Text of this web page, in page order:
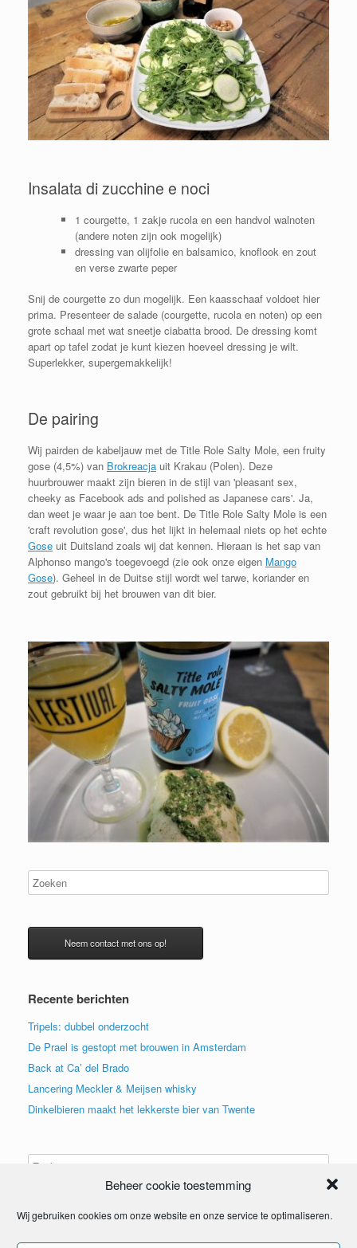
Beheer cookie toestemming
Wij gebruiken cookies om onze website en onze service te optimaliseren.
Insalata di zucchine e noci
1 courgette, 1 zakje rucola en een handvol walnoten
(andere noten zijn ook mogelijk)
dressing van olijfolie en balsamico, knoflook en zout
en verse zwarte peper
Snij de courgette zo dun mogelijk. Een kaasschaaf voldoet hier
prima. Presenteer de salade (courgette, rucola en noten) op een
grote schaal met wat sneetje ciabatta brood. De dressing komt
apart op tafel zodat je kunt kiezen hoeveel dressing je wilt.
Superlekker, supergemakkelijk!
De pairing
Wij pairden de kabeljauw met de Title Role Salty Mole, een fruity
gose (4,5%) van Brokreacja uit Krakau (Polen). Deze
huurbrouwer maakt zijn bieren in de stijl van 'pleasant sex,
cheeky as Facebook ads and polished as Japanese cars'. Ja,
dan weet je waar je aan toe bent. De Title Role Salty Mole is een
'craft revolution gose', dus het lijkt in helemaal niets op het echte
Gose uit Duitsland zoals wij dat kennen. Hieraan is het sap van
Alphonso mango's toegevoegd (zie ook onze eigen Mango
Gose). Geheel in de Duitse stijl wordt wel tarwe, koriander en
zout gebruikt bij het brouwen van dit bier.
Neem contact met ons op!
Recente berichten
Tripels: dubbel onderzocht
De Prael is gestopt met brouwen in Amsterdam
Back at Ca’ del Brado
Lancering Meckler & Meijsen whisky
Dinkelbieren maakt het lekkerste bier van Twente